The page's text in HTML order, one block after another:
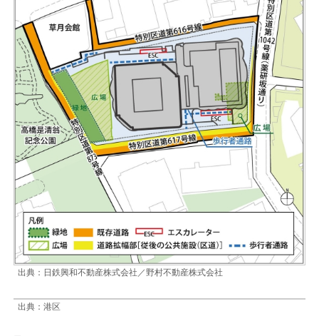
出典：日鉄興和不動産株式会社／野村不動産株式会社
出典：港区